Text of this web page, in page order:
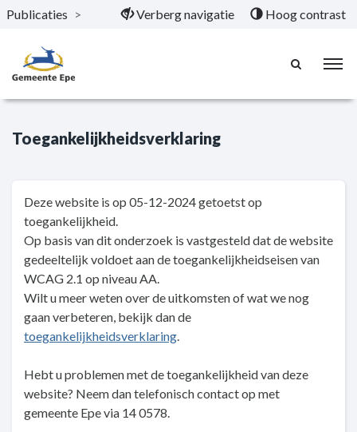
Naar hoofdinhoud
Publicaties > Verberg navigatie Hoog contrast
Toegankelijkheidsverklaring
Deze website is op 05-12-2024 getoetst op
toegankelijkheid.
Op basis van dit onderzoek is vastgesteld dat de website
gedeeltelijk voldoet aan de toegankelijkheidseisen van
WCAG 2.1 op niveau AA.
Wilt u meer weten over de uitkomsten of wat we nog
gaan verbeteren, bekijk dan de
toegankelijkheidsverklaring.
Hebt u problemen met de toegankelijkheid van deze
website? Neem dan telefonisch contact op met
gemeente Epe via 14 0578.